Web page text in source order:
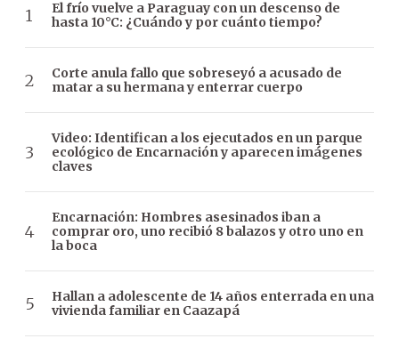
El frío vuelve a Paraguay con un descenso de
hasta 10°C: ¿Cuándo y por cuánto tiempo?
Corte anula fallo que sobreseyó a acusado de
matar a su hermana y enterrar cuerpo
Video: Identifican a los ejecutados en un parque
ecológico de Encarnación y aparecen imágenes
claves
Encarnación: Hombres asesinados iban a
comprar oro, uno recibió 8 balazos y otro uno en
la boca
Hallan a adolescente de 14 años enterrada en una
vivienda familiar en Caazapá